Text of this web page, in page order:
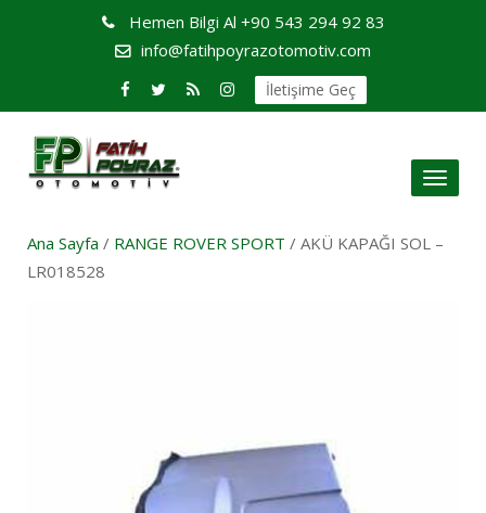
Hemen Bilgi Al +90 543 294 92 83
info@fatihpoyrazotomotiv.com
İletişime Geç
Toggle
Ana Sayfa / RANGE ROVER SPORT / AKÜ KAPAĞI SOL –
LR018528